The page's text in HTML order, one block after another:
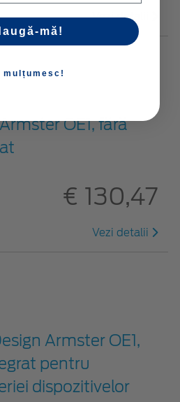
Vezi detalii
OE1, fără
€ 130,47
Vezi detalii
Armster OE1,
pentru
dispozitivelor
mă!
mulțumesc!